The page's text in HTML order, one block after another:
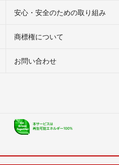
安心・安全のための取り組み
商標権について
お問い合わせ